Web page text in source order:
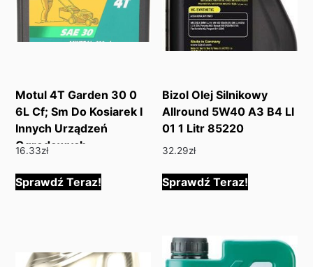
Motul 4T Garden 30 0
6L Cf; Sm Do Kosiarek I
Innych Urządzeń
Ogrodowych
16.33zł
Sprawdź Teraz!
Bizol Olej Silnikowy
Allround 5W40 A3 B4 Ll
01 1 Litr 85220
32.29zł
Sprawdź Teraz!